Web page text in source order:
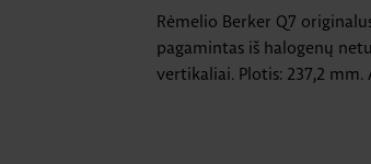
Rėmelio Berker Q7
pagamintas iš halogenų
vertikaliai. Plotis: 237,2 mm.